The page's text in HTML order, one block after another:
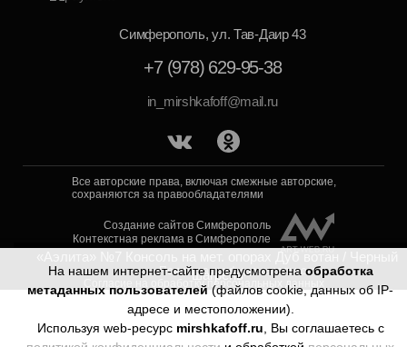
На нашем интернет-сайте предусмотрена обработка
метаданных пользователей(файлов cookie, данных об IP-
адресе и местоположении).
Используя web-ресурс mirshkafoff.ru , Вы соглашаетесь с
шагрень
Симферополь, ул. Тав-Даир 43
+7 (978) 629-95-38
in_mirshkafoff@mail.ru
Все авторские права, включая смежные авторские,
сохраняются за правообладателями
Создание сайтов Симферополь
Контекстная реклама в Симферополе
Политика конфиденциальности
Согласие на обработку персональных данных